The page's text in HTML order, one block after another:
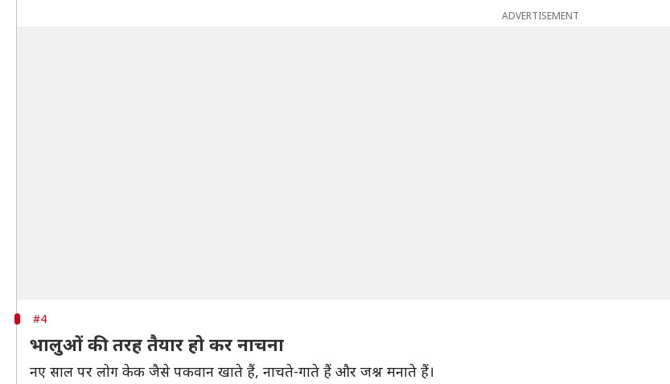
ADVERTISEMENT
#4
भालुओं की तरह तैयार हो कर नाचना
नए साल पर लोग केक जैसे पकवान खाते हैं, नाचते-गाते हैं और जश्न मनाते हैं।